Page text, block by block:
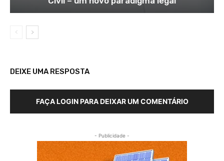
DEIXE UMA RESPOSTA
FAÇA LOGIN PARA DEIXAR UM COMENTÁRIO
- Publicidade -